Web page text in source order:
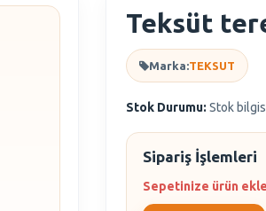
Teksüt
Marka:TEKSUT
Stok Durumu: Stok
Sipariş İşlemleri
Sepetinize ürün